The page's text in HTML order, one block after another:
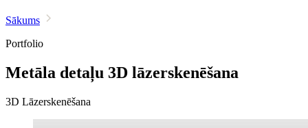
Sākums
Portfolio
Metāla detaļu 3D lāzerskenēšana
3D Lāzerskenēšana